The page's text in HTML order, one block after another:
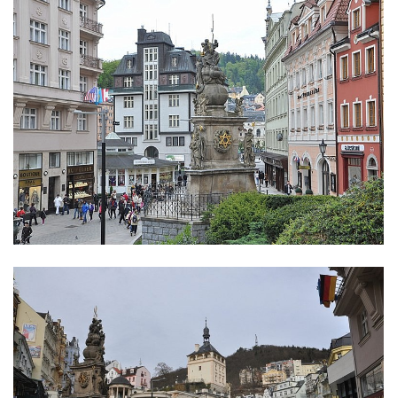
Sloup svatého Jana Nepomuckého v
Janské
Sloup svatého Jana Nepomuckého v
Roudnici nad Labem
Sloup se sochou svatého Vavřince v
Roudnici nad Labem
Sloup svatého Václava v Kamenici u Zákup
Sloup Panny Marie v údolí Kamenického
potoka u Zákup
Sloup s (chybějící) sochou sv. Jana
Nepomuckého u Bredovského letohrádku
Sloup s kaplicí (boží muka) u Rynoltic
Sloup s kaplicí (boží muka) v Jablonném v